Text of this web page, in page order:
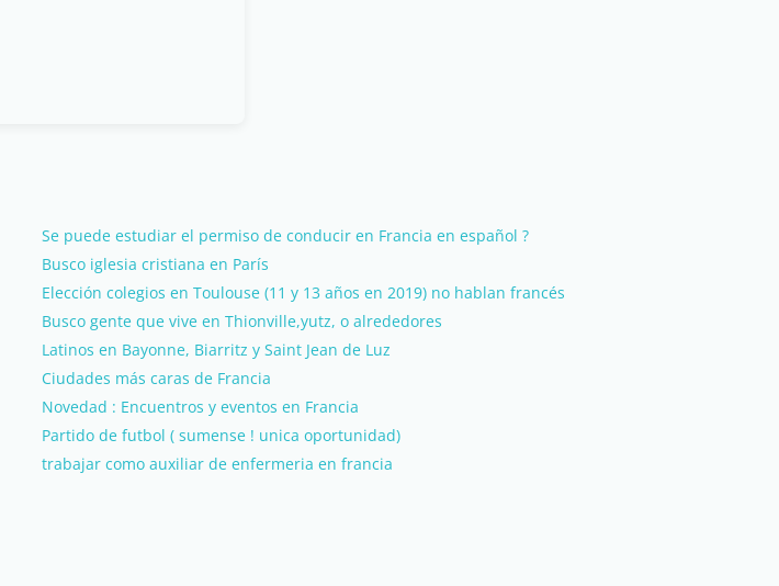
Se puede estudiar el permiso de conducir en Francia en español ?
Busco iglesia cristiana en París
Elección colegios en Toulouse (11 y 13 años en 2019) no hablan francés
Busco gente que vive en Thionville,yutz, o alrededores
Latinos en Bayonne, Biarritz y Saint Jean de Luz
Ciudades más caras de Francia
Novedad : Encuentros y eventos en Francia
Partido de futbol ( sumense ! unica oportunidad)
trabajar como auxiliar de enfermeria en francia